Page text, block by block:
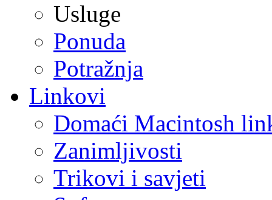
Usluge
Ponuda
Potražnja
Linkovi
Domaći Macintosh
Zanimljivosti
Trikovi i savjeti